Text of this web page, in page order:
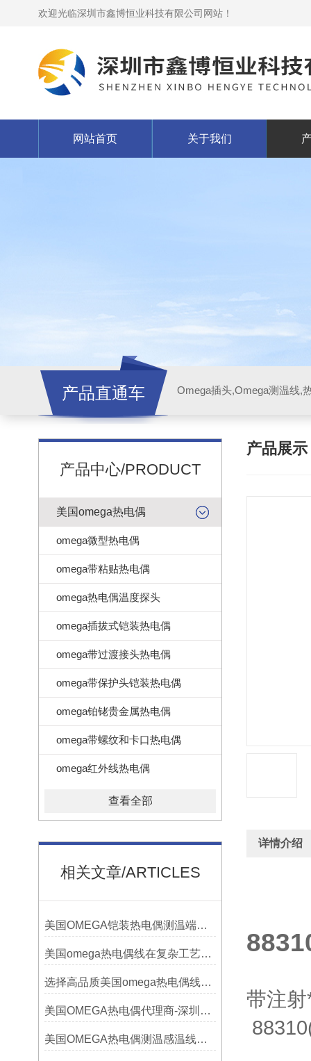
欢迎光临深圳市鑫博恒业科技有限公司网站！
网站首页 关于我们
产品直通车
产品中心/PRODUCT
美国omega热电偶
omega微型热电偶
omega带粘贴热电偶
omega热电偶温度探头
omega插拔式铠装热电偶
omega带过渡接头热电偶
omega带保护头铠装热电偶
omega铂铑贵金属热电偶
omega带螺纹和卡口热电偶
omega红外线热电偶
查看全部
相关文章/ARTICLES
美国OMEGA铠装热电偶测温端的三种接合方式
美国omega热电偶线在复杂工艺中的角色
选择高品质美国omega热电偶线的要点？
美国OMEGA热电偶代理商-深圳鑫博恒业-热电偶测温感温线和插头插座连接器
美国OMEGA热电偶测温感温线和插头插座连接器真伪原装正品判断查验方法
产品展示
详情介绍
带注